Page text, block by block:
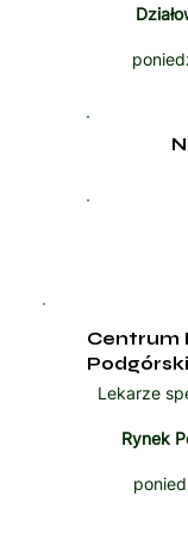
Centrum
Podgórski
Lekarze
Rynek